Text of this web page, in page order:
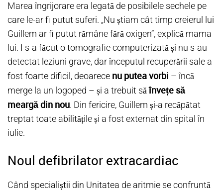
Marea îngrijorare era legată de posibilele sechele pe
care le-ar fi putut suferi. „Nu știam cât timp creierul lui
Guillem ar fi putut rămâne fără oxigen”, explică mama
lui. I s-a făcut o tomografie computerizată și nu s-au
detectat leziuni grave, dar începutul recuperării sale a
fost foarte dificil, deoarece nu putea vorbi – încă
merge la un logoped – și a trebuit săînvețe să
meargă din nou. Din fericire, Guillem și-a recăpătat
treptat toate abilitățile și a fost externat din spital în
iulie.
Noul defibrilator extracardiac
Când specialiștii din Unitatea de aritmie se confruntă